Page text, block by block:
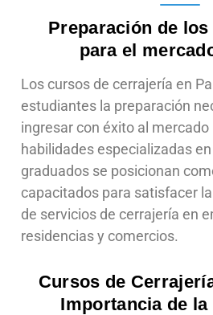
Preparación de
para el
Los cursos de cerrajería en
estudiantes la preparación
ingresar con éxito al
habilidades especializadas
graduados se posicionan
capacitados para satisfacer
de servicios de cerrajería en
residencias y comercios.
Cursos de
Importancia de